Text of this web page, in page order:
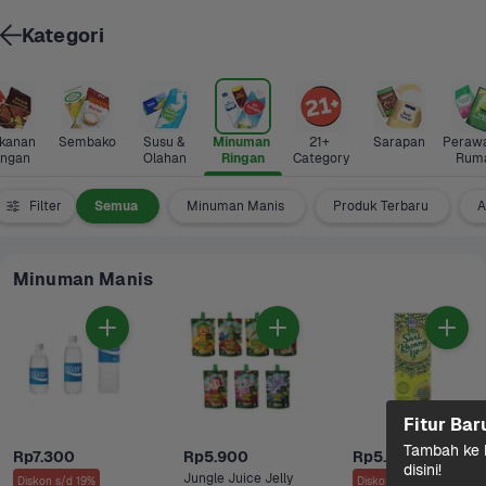
Sembako
Susu &
Olahan
Minuman
Ringan
21+
Category
Sarapan
Filter Semua Minuman Manis Produk Terbaru
Minuman Manis
Rp7.300
Diskon s/d 19%
Rp5.900
Jungle Juice Jelly
Rp5.900
Diskon s/d 3%
Kategori
Fitur
Tambah ke
disini!